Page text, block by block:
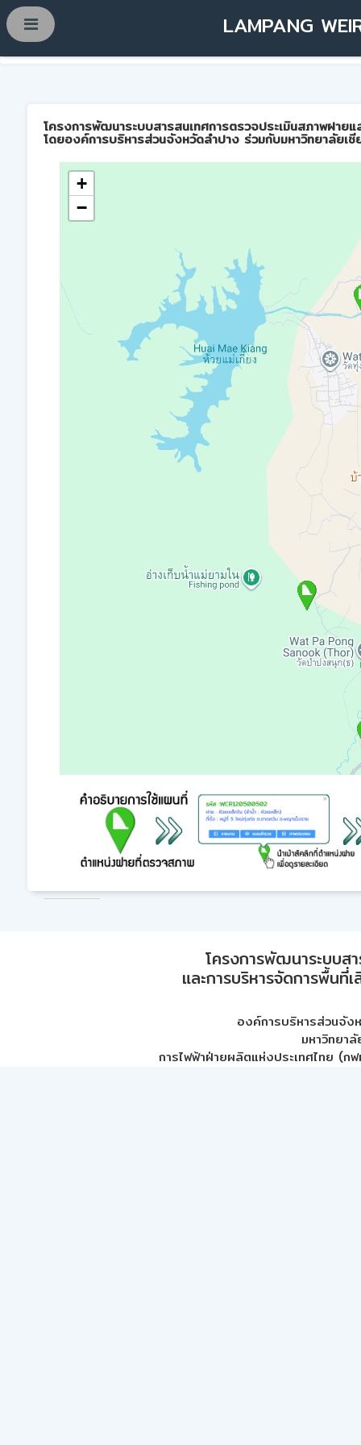
LAMPANG
โครงการพัฒนาระบบสารสนเทศการตรวจประเมินสภาพฝาย
โดยองค์การบริหารส่วนจังหวัดลำปาง ร่วมกับมหาวิทยาลัยเชี
+
−
โครงการพัฒนาระบบส
และการบริหารจัดการพื้นที่
องค์การบริหารส่วนจัง
มหาวิทยา
การไฟฟ้าฝ่ายผลิตแห่งประเทศไทย (กฟ